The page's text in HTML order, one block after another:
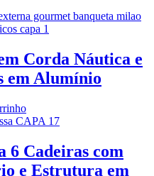
Corda Náutica e
em Alumínio
6 Cadeiras com
e Estrutura em